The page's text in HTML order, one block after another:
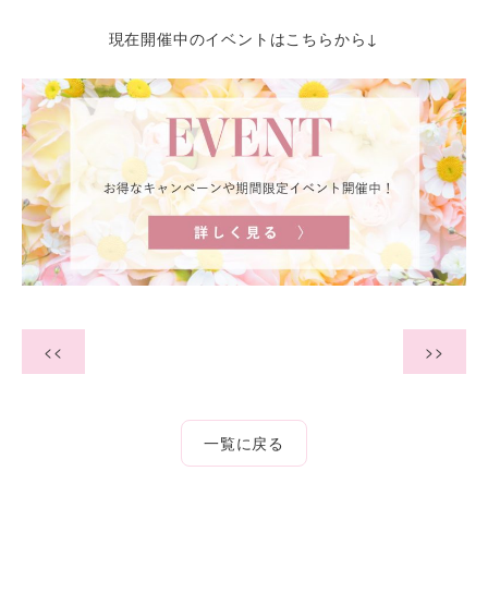
現在開催中のイベントはこちらから↓
<< >>
一覧に戻る